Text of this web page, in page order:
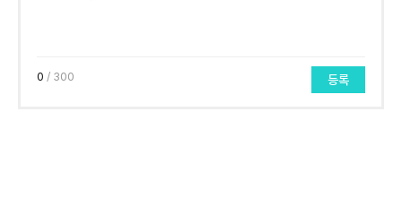
0 / 300 등록